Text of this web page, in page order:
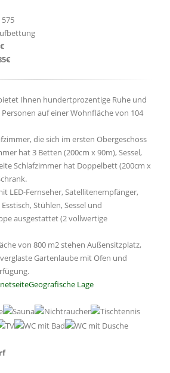
Ihnen hundertprozentige Ruhe und
auf einer Wohnfläche von 104
die sich im ersten Obergeschoss
hat 3 Betten (200cm x 90m), Sessel,
Schlafzimmer hat Doppelbett (200cm x
LED-Fernseher, Satellitenempfänger,
Stühlen, Sessel und
ausgestattet (2 vollwertige
von 800 m2 stehen Außensitzplatz,
Gartenlaube mit Ofen und
Geografische Lage